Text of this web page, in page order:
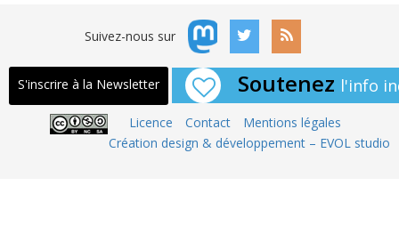
Suivez-nous sur
S'inscrire à la Newsletter Soutenez l'info
Licence Contact
Mentions légales
Création design & développement – EVOL studio